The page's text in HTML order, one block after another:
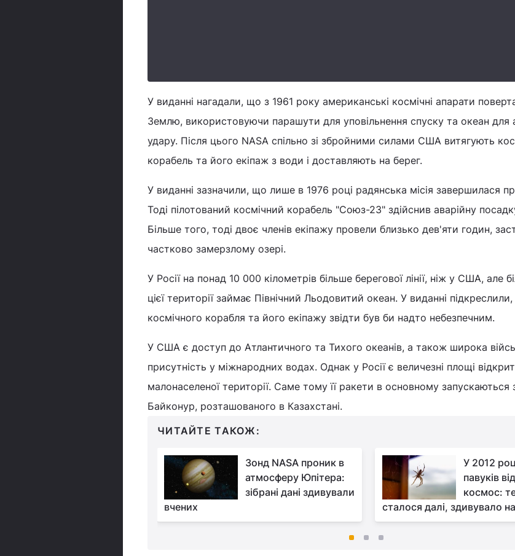
У виданні нагадали, що з 1961 року американські космічні апарати
Землю, використовуючи парашути для уповільнення спуску та океан для
удару. Після цього NASA спільно зі збройними силами США витягують
корабель та його екіпаж з води і доставляють на берег.
У виданні зазначили, що лише в 1976 році радянська місія завершилася
Тоді пілотований космічний корабель "Союз-23" здійснив аварійну
Більше того, тоді двоє членів екіпажу провели близько дев'яти годин,
частково замерзлому озері.
У Росії на понад 10 000 кілометрів більше берегової лінії, ніж у США, але
цієї території займає Північний Льодовитий океан. У виданні
космічного корабля та його екіпажу звідти був би надто небезпечним.
У США є доступ до Атлантичного та Тихого океанів, а також широка
присутність у міжнародних водах. Однак у Росії є величезні площі
малонаселеної території. Саме тому її ракети в основному
Байконур, розташованого в Казахстані.
ЧИТАЙТЕ ТАКОЖ:
Зонд NASA проник в
атмосферу Юпітера:
зібрані дані здивували
вчених
У 2012
павуків
космос:
сталося далі, здивувало